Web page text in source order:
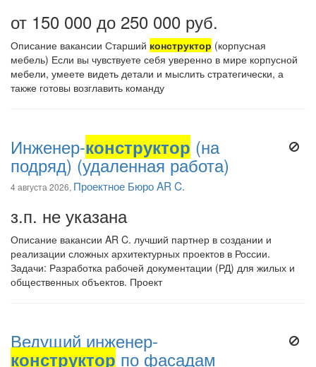
от 150 000 до 250 000 руб.
Описание вакансии Старший конструктор (корпусная
мебель) Если вы чувствуете себя уверенно в мире корпусной
мебели, умеете видеть детали и мыслить стратегически, а
также готовы возглавить команду
Инженер-конструктор (на
подряд) (удаленная работа)
4 августа 2026, Проектное Бюро AR C.
з.п. не указана
Описание вакансии AR C. лучший партнер в создании и
реализации сложных архитектурных проектов в России.
Задачи: Разработка рабочей документации (РД) для жилых и
общественных объектов. Проект
Ведущий инженер-
конструктор по фасадам